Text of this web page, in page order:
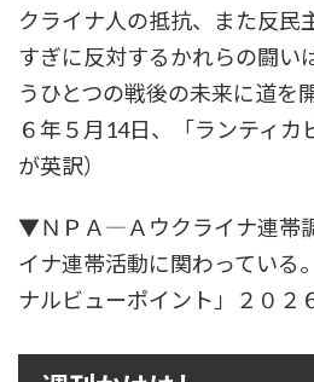
クライナ人の抵抗、また反民
すぎに反対するかれらの闘い
うひとつの戦後の未来に道を
６年５月14日、「ランティカ
が英訳）
▼ＮＰＡ―Ａウクライナ連帯
イナ連帯活動に関わっている
ナルビューポイント」２０２